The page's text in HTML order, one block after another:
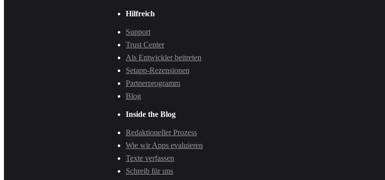
Hilfreich
Support
Trust Center
Als Entwickler beitreten
Setapp-Rezensionen
Partnerprogramm
Blog
Inside the Blog
Redaktioneller Prozess
Wie wir Apps evaluieren
Texte verfassen
Schreib für uns